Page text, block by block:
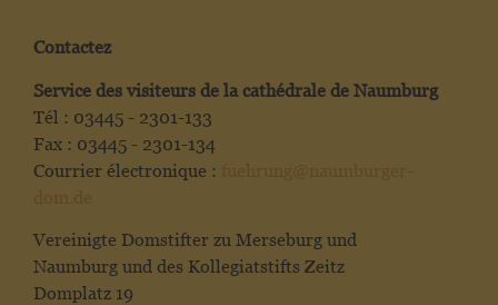
Contactez
Service des visiteurs de la cathédrale de Naumburg
Tél : 03445 - 2301-133
Fax : 03445 - 2301-134
Courrier électronique :
Vereinigte Domstifter zu Merseburg und
Naumburg und des Kollegiatstifts Zeitz
Domplatz 19